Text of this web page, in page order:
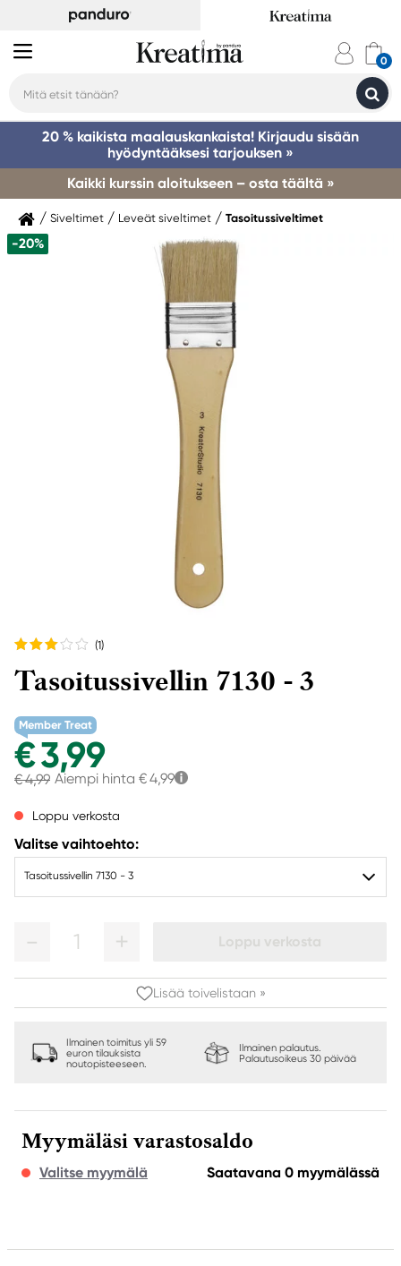
20 % kaikista maalauskankaista! Kirjaudu sisään
hyödyntääksesi tarjouksen »
Kaikki kurssin aloitukseen – osta täältä »
Siveltimet Leveät siveltimet Tasoitussiveltimet
-20%
(1)
Tasoitussivellin 7130 - 3
Member Treat
€ 3,99
€ 4,99 Aiempi hinta € 4,99
Loppu verkosta
Valitse vaihtoehto:
Tasoitussivellin 7130 - 3
1 Loppu verkosta
Lisää toivelistaan »
Ilmainen toimitus yli 59
euron tilauksista
noutopisteeseen.
Ilmainen palautus.
Palautusoikeus 30 päivää
Myymäläsi varastosaldo
Valitse myymälä Saatavana 0 myymälässä